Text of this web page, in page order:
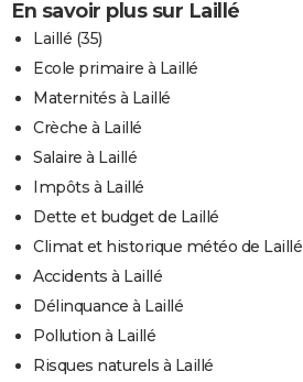
En savoir plus sur Laillé
Laillé (35)
Ecole primaire à Laillé
Maternités à Laillé
Crèche à Laillé
Salaire à Laillé
Impôts à Laillé
Dette et budget de Laillé
Climat et historique météo de Laillé
Accidents à Laillé
Délinquance à Laillé
Pollution à Laillé
Risques naturels à Laillé